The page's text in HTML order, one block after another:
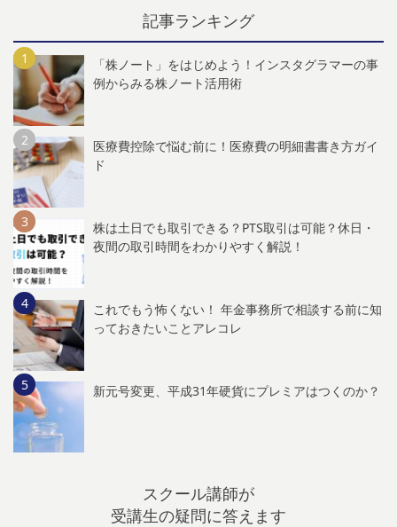
記事ランキング
「株ノート」をはじめよう！インスタグラマーの事
例からみる株ノート活用術
医療費控除で悩む前に！医療費の明細書書き方ガイ
ド
株は土日でも取引できる？PTS取引は可能？休日・
夜間の取引時間をわかりやすく解説！
これでもう怖くない！ 年金事務所で相談する前に知
っておきたいことアレコレ
新元号変更、平成31年硬貨にプレミアはつくのか？
スクール講師が
受講生の疑問に答えます